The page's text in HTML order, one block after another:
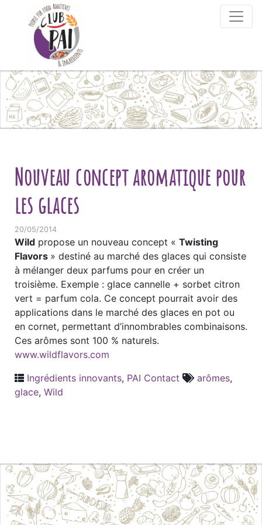
Skip to content
Nouveau concept aromatique pour
les glaces
20/05/2014
Wild propose un nouveau concept « Twisting
Flavors » destiné au marché des glaces qui consiste
à mélanger deux parfums pour en créer un
troisième. Exemple : glace cannelle + sorbet citron
vert = parfum cola. Ce concept pourrait avoir des
applications dans le marché des glaces en pot ou
en cornet, permettant d’innombrables combinaisons.
Ces arômes sont 100 % naturels.
www.wildflavors.com
Ingrédients innovants, PAI Contact arômes,
glace, Wild